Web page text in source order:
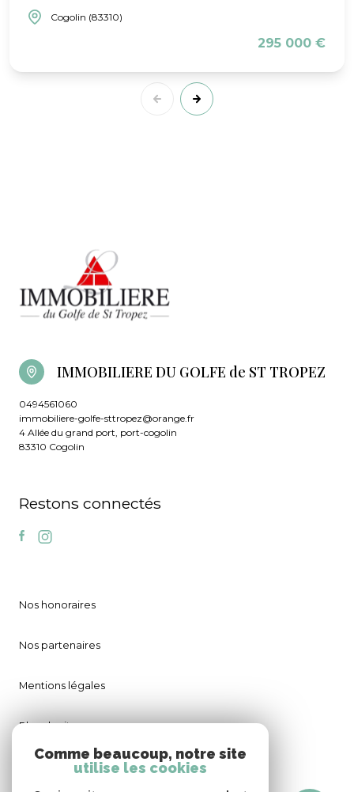
Cogolin (83310)
295 000 €
IMMOBILIERE DU GOLFE de ST TROPEZ
0494561060
immobiliere-golfe-sttropez@orange.fr
4 Allée du grand port, port-cogolin
83310 Cogolin
Restons connectés
Nos honoraires
Nos partenaires
Mentions légales
Plan du site
Comme beaucoup, notre site
utilise les cookies